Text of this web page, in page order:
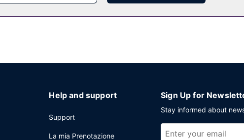
Help and support
Support
La mia Prenotazione
Sign Up for
Stay informed about